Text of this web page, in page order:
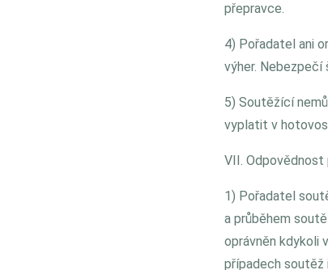
přepravce.
4) Pořadatel ani
výher. Nebezpečí
5) Soutěžící
vyplatit v
VII. Odpovědnost
1) Pořadatel
a průběhem
oprávněn kdykoli
případech soutěž